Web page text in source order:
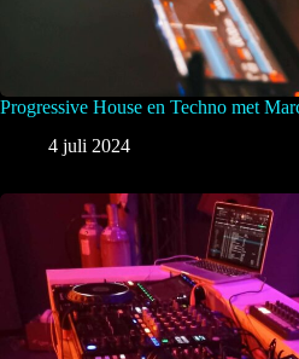
Progressive House en Techno met
4 juli 2024